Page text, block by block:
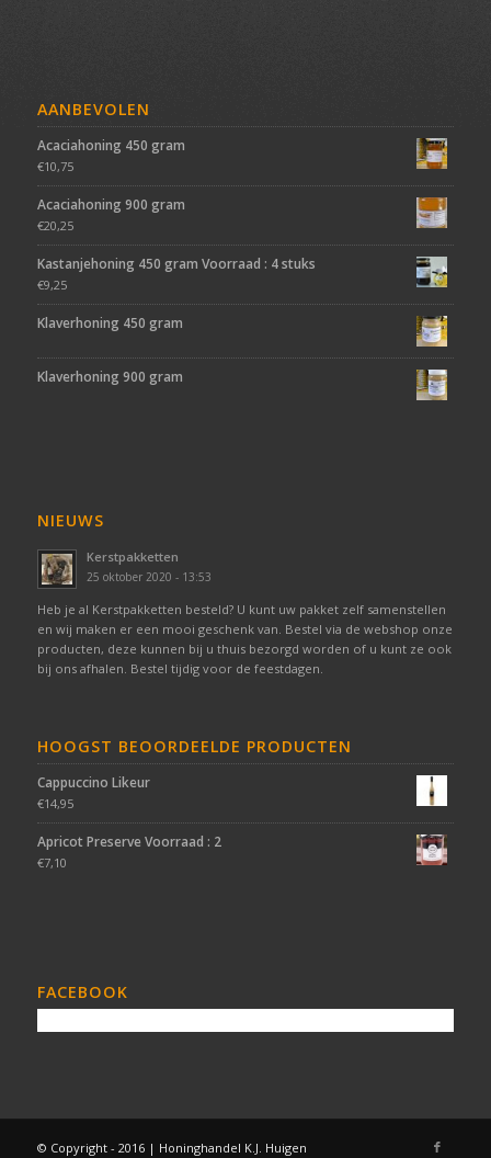
AANBEVOLEN
Acaciahoning 450 gram
€10,75
Acaciahoning 900 gram
€20,25
Kastanjehoning 450 gram Voorraad : 4 stuks
€9,25
Klaverhoning 450 gram
Klaverhoning 900 gram
NIEUWS
Kerstpakketten
25 oktober 2020 - 13:53
Heb je al Kerstpakketten besteld? U kunt uw pakket zelf samenstellen
en wij maken er een mooi geschenk van. Bestel via de webshop onze
producten, deze kunnen bij u thuis bezorgd worden of u kunt ze ook
bij ons afhalen. Bestel tijdig voor de feestdagen.
HOOGST BEOORDEELDE PRODUCTEN
Cappuccino Likeur
€14,95
Apricot Preserve Voorraad : 2
€7,10
FACEBOOK
© Copyright - 2016 | Honinghandel K.J. Huigen